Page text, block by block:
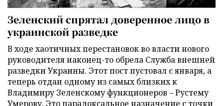
Зеленский спрятал доверенное лицо в
украинской разведке
В ходе хаотичных перестановок во власти нового
руководителя наконец-то обрела Служба внешней
разведки Украины. Этот пост пустовал с января, а
теперь отдан одному из самых близких к
Владимиру Зеленскому функционеров – Рустему
Умерову. Это парадоксальное назначение с точки